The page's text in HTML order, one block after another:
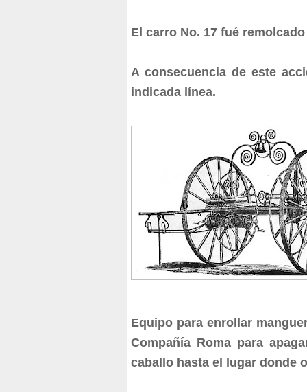
El carro No. 17 fué
A consecuencia de este
indicada línea.
Equipo para enrollar
Compañía Roma para
caballo hasta el lugar donde